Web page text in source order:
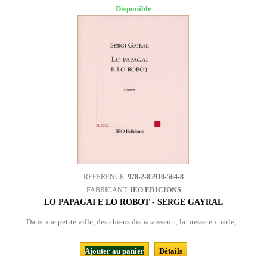
Disponible
REFERENCE: 978-2-85910-564-8
FABRICANT: IEO EDICIONS
LO PAPAGAI E LO ROBÒT - SERGE GAYRAL
Dans une petite ville, des chiens disparaissent ; la presse en parle,...
Ajouter au panier
Détails